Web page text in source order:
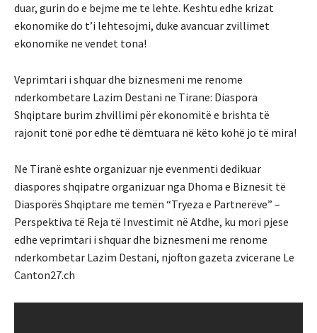
duar, gurin do e bejme me te lehte. Keshtu edhe krizat
ekonomike do t’i lehtesojmi, duke avancuar zvillimet
ekonomike ne vendet tona!
Veprimtari i shquar dhe biznesmeni me renome
nderkombetare Lazim Destani ne Tirane: Diaspora
Shqiptare burim zhvillimi për ekonomitë e brishta të
rajonit tonë por edhe të dëmtuara në këto kohë jo të mira!
Ne Tiranë eshte organizuar nje evenmenti dedikuar
diaspores shqipatre organizuar nga Dhoma e Biznesit të
Diasporës Shqiptare me temën “Tryeza e Partnerëve” –
Perspektiva të Reja të Investimit në Atdhe, ku mori pjese
edhe veprimtari i shquar dhe biznesmeni me renome
nderkombetar Lazim Destani, njofton gazeta zvicerane Le
Canton27.ch